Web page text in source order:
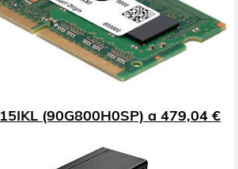
(90G800H0SP) a 479,04 €